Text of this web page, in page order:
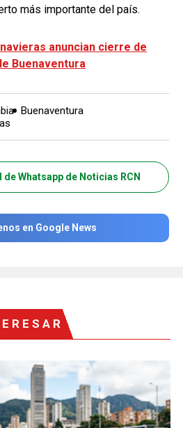
más importante del país.
anuncian cierre de
Buenaventura
Buenaventura
de Whatsapp de Noticias RCN
en Google News